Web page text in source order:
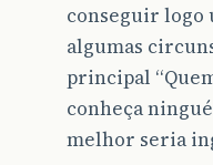
conseguir logo
algumas
principal
conheça
melhor seria